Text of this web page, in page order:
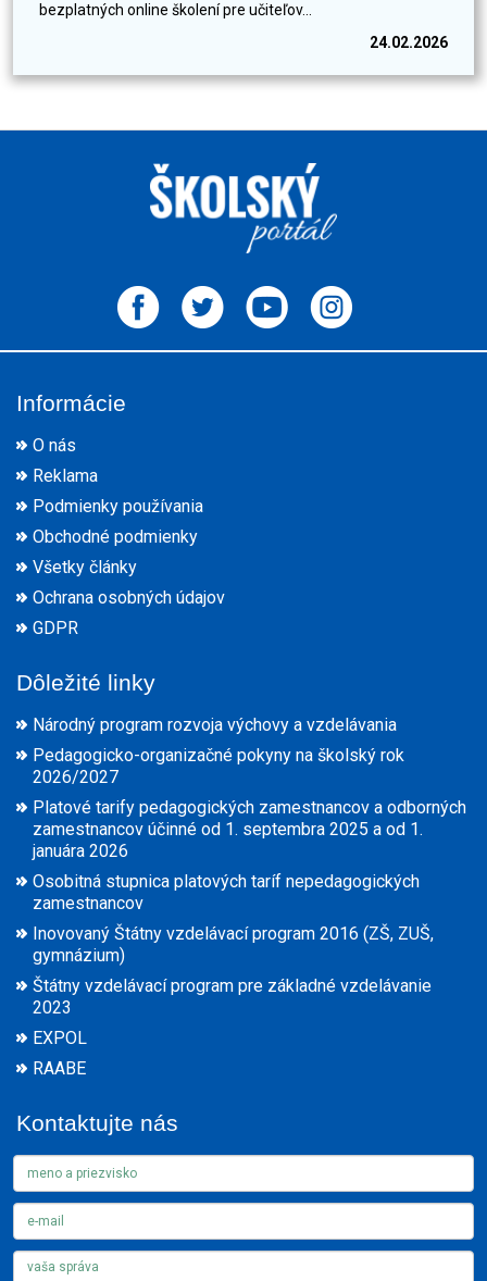
bezplatných online školení pre učiteľov...
24.02.2026
Informácie
O nás
Reklama
Podmienky používania
Obchodné podmienky
Všetky články
Ochrana osobných údajov
GDPR
Dôležité linky
Národný program rozvoja výchovy a vzdelávania
Pedagogicko-organizačné pokyny na školský rok
2026/2027
Platové tarify pedagogických zamestnancov a odborných
zamestnancov účinné od 1. septembra 2025 a od 1.
januára 2026
Osobitná stupnica platových taríf nepedagogických
zamestnancov
Inovovaný Štátny vzdelávací program 2016 (ZŠ, ZUŠ,
gymnázium)
Štátny vzdelávací program pre základné vzdelávanie
2023
EXPOL
RAABE
Kontaktujte nás